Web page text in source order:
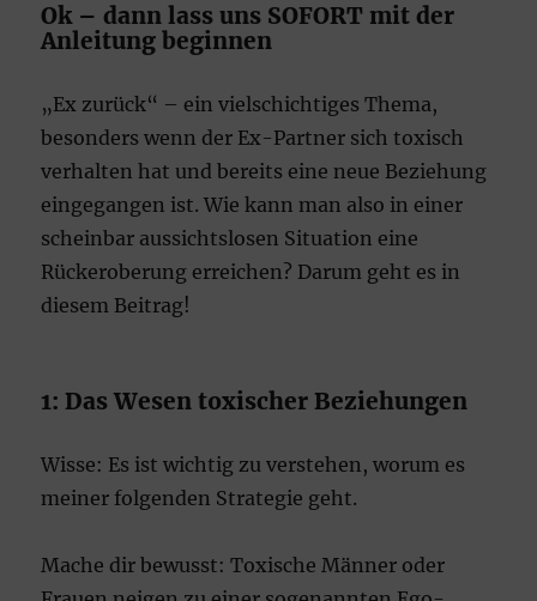
Ok – dann lass uns SOFORT mit der
Anleitung beginnen
„Ex zurück“ – ein vielschichtiges Thema,
besonders wenn der Ex-Partner sich toxisch
verhalten hat und bereits eine neue Beziehung
eingegangen ist. Wie kann man also in einer
scheinbar aussichtslosen Situation eine
Rückeroberung erreichen? Darum geht es in
diesem Beitrag!
1: Das Wesen toxischer Beziehungen
Wisse: Es ist wichtig zu verstehen, worum es
meiner folgenden Strategie geht.
Mache dir bewusst: Toxische Männer oder